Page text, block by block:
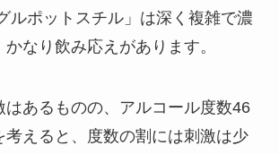
ルポットスチル」は深く複雑で濃
なり飲み応えがあります。
はあるものの、アルコール度数46
考えると、度数の割には刺激は少